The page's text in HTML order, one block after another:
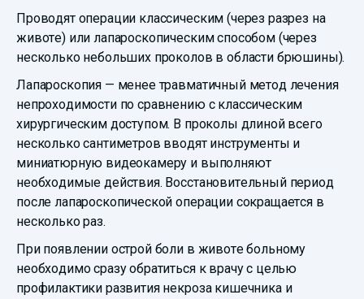
Проводят операции классическим (через разрез на
животе) или лапароскопическим способом (через
несколько небольших проколов в области брюшины).
Лапароскопия — менее травматичный метод лечения
непроходимости по сравнению с классическим
хирургическим доступом. В проколы длиной всего
несколько сантиметров вводят инструменты и
миниатюрную видеокамеру и выполняют
необходимые действия. Восстановительный период
после лапароскопической операции сокращается в
несколько раз.
При появлении острой боли в животе больному
необходимо сразу обратиться к врачу с целью
профилактики развития некроза кишечника и